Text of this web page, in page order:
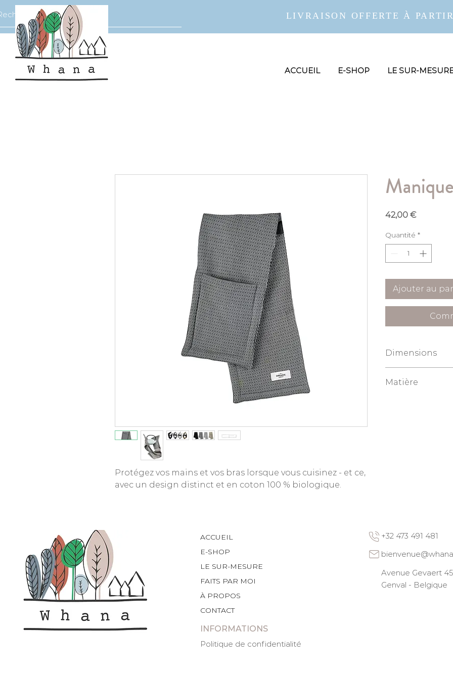
LIVRAISON OFFERTE À
ACCUEIL E-SHOP LE SUR-
Protégez vos mains et vos bras lorsque vous cuisinez - et ce,
avec un design distinct et en coton 100 % biologique.
42,00 €Prix
Quantité *
Ajouter au
Dimensions
Matière
ACCUEIL
E-SHOP
LE SUR-MESURE
FAITS PAR MOI
À PROPOS
CONTACT
INFORMATIONS
Politique de confidentialité
+32 473 491 481
Avenue Gevaert 45
Genval - Belgique